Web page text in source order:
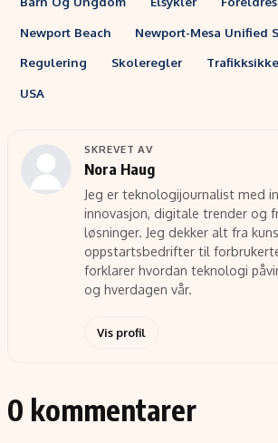
Newport Beach
Newport-Mesa Unified
Regulering
Skoleregler
USA
SKREVET AV
Nora Haug
Jeg er teknologijournalist med
innovasjon, digitale trender og
løsninger. Jeg dekker alt fra
oppstartsbedrifter til
forklarer hvordan teknologi
og hverdagen vår.
Vis profil
0 kommentarer